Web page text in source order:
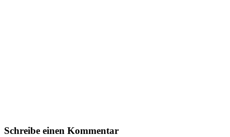
Schreibe einen Kommentar